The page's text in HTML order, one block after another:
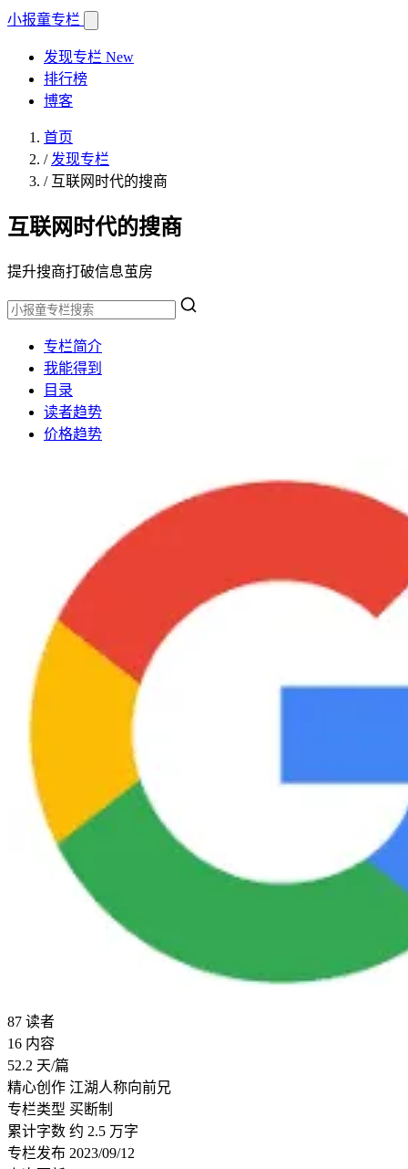
小报童专栏
发现专栏 New
排行榜
博客
首页
/ 发现专栏
/ 互联网时代的搜商
互联网时代的搜商
提升搜商打破信息茧房
专栏简介
我能得到
目录
读者趋势
价格趋势
87 读者
16 内容
52.2 天/篇
精心创作 江湖人称向前兄
专栏类型 买断制
累计字数 约 2.5 万字
专栏发布 2023/09/12